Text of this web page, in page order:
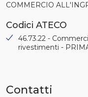
COMMERCIO
Codici ATECO
46.73.22 -
rivestimenti -
Contatti